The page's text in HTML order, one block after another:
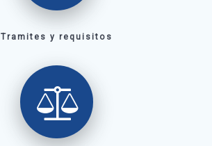
Tramites y requisitos